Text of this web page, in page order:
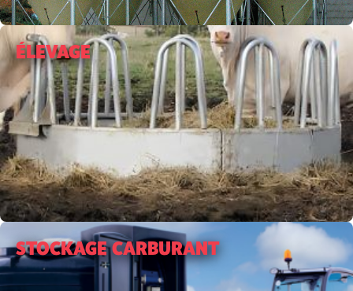
ÉLEVAGE
STOCKAGE CARBURANT